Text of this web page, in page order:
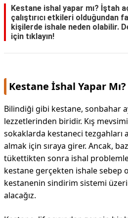
GEZİLECEK
YERLER
BLOG
Kestane ishal yapar mı? İştah
çalıştırıcı etkileri olduğundan
kişilerde ishale neden olabilir.
için tıklayın!
Kestane İshal Yapar Mı?
Bilindiği gibi kestane, sonbahar
lezzetlerinden biridir. Kış
sokaklarda kestaneci tezgahları
almak için sıraya girer. Ancak,
tükettikten sonra ishal
kestane gerçekten ishale sebep
kestanenin sindirim sistemi
alacağız.